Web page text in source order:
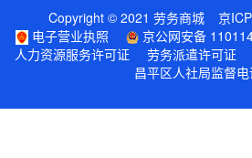
Copyright © 2021 劳务商城
京
电子营业执照
京公网安备
人力资源服务许可证
劳务派遣许可证
昌平区人社局监督电